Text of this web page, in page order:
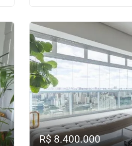
R$ 8.400.000